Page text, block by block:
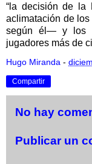
“la decisión de la
aclimatación de
según él— y los
jugadores más de
Hugo Miranda -
Compartir
No hay
Publicar un